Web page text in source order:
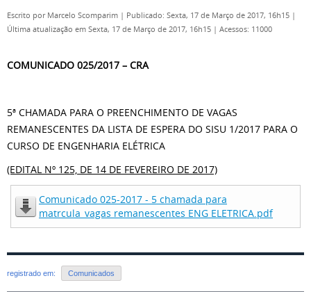
Escrito por Marcelo Scomparim | Publicado: Sexta, 17 de Março de 2017, 16h15 |
Última atualização em Sexta, 17 de Março de 2017, 16h15 | Acessos: 11000
COMUNICADO 025/2017 – CRA
5ª CHAMADA PARA O PREENCHIMENTO DE VAGAS
REMANESCENTES DA LISTA DE ESPERA DO SISU 1/2017 PARA O
CURSO DE ENGENHARIA ELÉTRICA
(EDITAL Nº 125, DE 14 DE FEVEREIRO DE 2017)
Comunicado 025-2017 - 5 chamada para
matrcula_vagas remanescentes ENG ELETRICA.pdf
registrado em: Comunicados